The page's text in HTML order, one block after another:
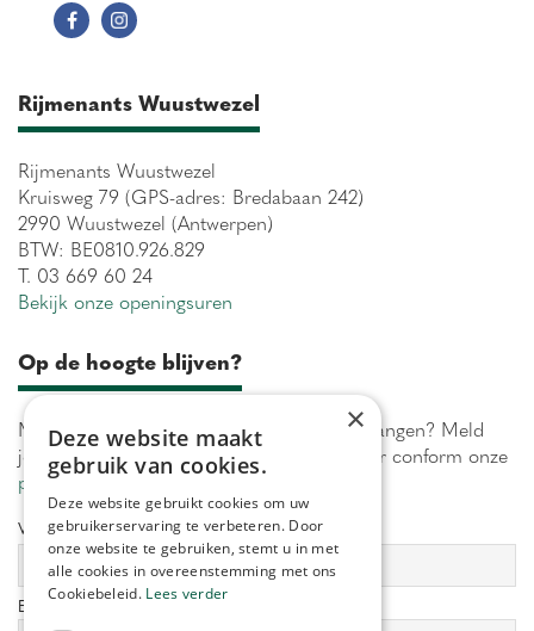
Rijmenants Wuustwezel
Rijmenants Wuustwezel
Kruisweg 79 (GPS-adres: Bredabaan 242)
2990 Wuustwezel (Antwerpen)
BTW: BE0810.926.829
T. 03 669 60 24
Bekijk onze openingsuren
Op de hoogte blijven?
Maximaal 1 keer per week onze acties ontvangen? Meld
je aan! Wij verwerken jouw gegevens secuur conform onze
privacy policy.
Voornaam: Achternaam:
E-mailadres:
×
Deze website maakt
gebruik van cookies.
Deze website gebruikt cookies om uw
gebruikerservaring te verbeteren. Door
onze website te gebruiken, stemt u in met
alle cookies in overeenstemming met ons
Cookiebeleid. Lees verder